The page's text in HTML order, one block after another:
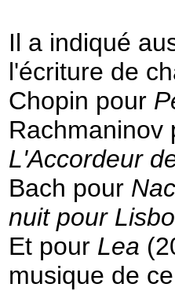
Il a indiqué
l'écriture de
Chopin pour
Rachmaninov
L'Accordeur
Bach pour
nuit pour
Et pour Lea
musique de